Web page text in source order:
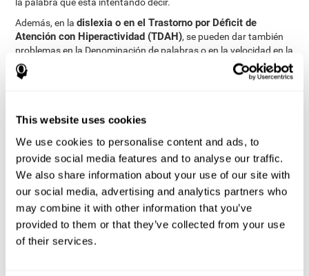
This website uses cookies
We use cookies to personalise content and ads, to
provide social media features and to analyse our traffic.
We also share information about your use of our site with
our social media, advertising and analytics partners who
may combine it with other information that you’ve
provided to them or that they’ve collected from your use
of their services.
Además, en ladislexia o en el Trastorno por Déficit de
Atención con Hiperactividad (TDAH), se pueden dar también
problemas en la Denominación de palabras o en la velocidad en la
que se lleva a cabo esta tarea.
capacidad de denominación?
La denominación resulta crítica para la comunicación y
aprendizaje. Es clave en la eficiencia y en la comprensión del
lenguaje. En cualquier situación en la que necesitemos referirnos
a algo, vamos a emplear la denominación.
A través de una evaluación neuropsicológica completase puede
valorar de una manera eficaz y fiable un largo rango de funciones
cognitivas, entre ellas, la capacidad de denominación. En